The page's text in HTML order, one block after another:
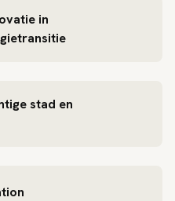
in
stad en